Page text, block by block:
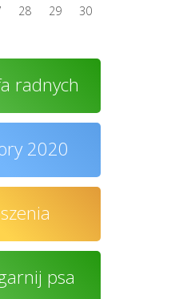
28 29
30
radnych
2020
psa